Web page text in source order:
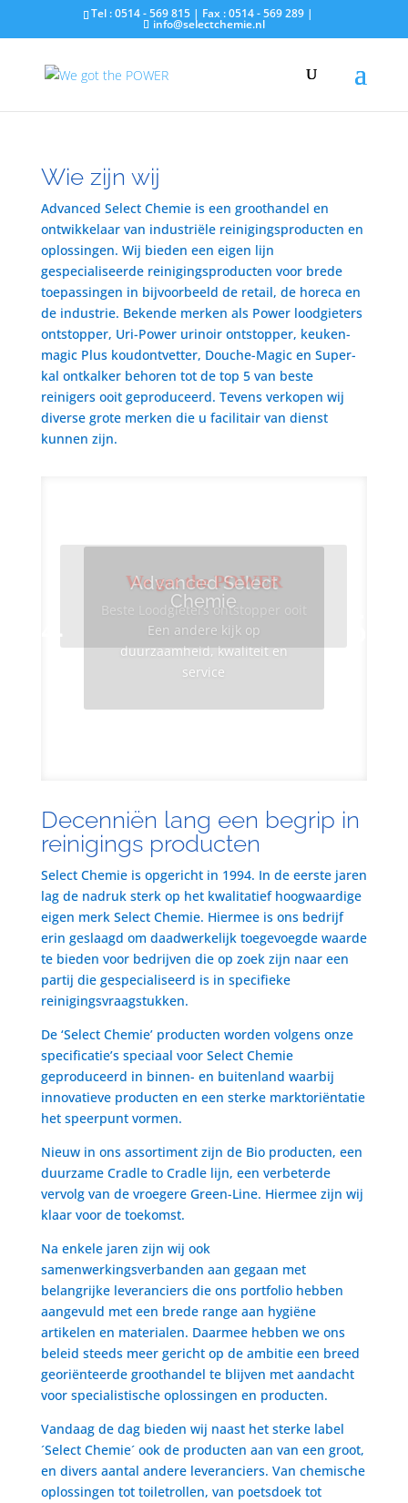
Tel : 0514 - 569 815 | Fax : 0514 - 569 289 |
info@selectchemie.nl
Wie zijn wij
Advanced Select Chemie is een groothandel en
ontwikkelaar van industriële reinigingsproducten en
oplossingen. Wij bieden een eigen lijn
gespecialiseerde reinigingsproducten voor brede
toepassingen in bijvoorbeeld de retail, de horeca en
de industrie. Bekende merken als Power loodgieters
ontstopper, Uri-Power urinoir ontstopper, keuken-
magic Plus koudontvetter, Douche-Magic en Super-
kal ontkalker behoren tot de top 5 van beste
reinigers ooit geproduceerd. Tevens verkopen wij
diverse grote merken die u facilitair van dienst
kunnen zijn.
Advanced Select
Chemie
Een andere kijk op
duurzaamheid, kwaliteit en
service
We got the POWER
Beste Loodgieters ontstopper ooit
Decenniën lang een begrip in
reinigings producten
Select Chemie is opgericht in 1994. In de eerste jaren
lag de nadruk sterk op het kwalitatief hoogwaardige
eigen merk Select Chemie. Hiermee is ons bedrijf
erin geslaagd om daadwerkelijk toegevoegde waarde
te bieden voor bedrijven die op zoek zijn naar een
partij die gespecialiseerd is in specifieke
reinigingsvraagstukken.
De ‘Select Chemie’ producten worden volgens onze
specificatie’s speciaal voor Select Chemie
geproduceerd in binnen- en buitenland waarbij
innovatieve producten en een sterke marktoriëntatie
het speerpunt vormen.
Nieuw in ons assortiment zijn de Bio producten, een
duurzame Cradle to Cradle lijn, een verbeterde
vervolg van de vroegere Green-Line. Hiermee zijn wij
klaar voor de toekomst.
Na enkele jaren zijn wij ook
samenwerkingsverbanden aan gegaan met
belangrijke leveranciers die ons portfolio hebben
aangevuld met een brede range aan hygiëne
artikelen en materialen. Daarmee hebben we ons
beleid steeds meer gericht op de ambitie een breed
georiënteerde groothandel te blijven met aandacht
voor specialistische oplossingen en producten.
Vandaag de dag bieden wij naast het sterke label
´Select Chemie´ ook de producten aan van een groot,
en divers aantal andere leveranciers. Van chemische
oplossingen tot toiletrollen, van poetsdoek tot